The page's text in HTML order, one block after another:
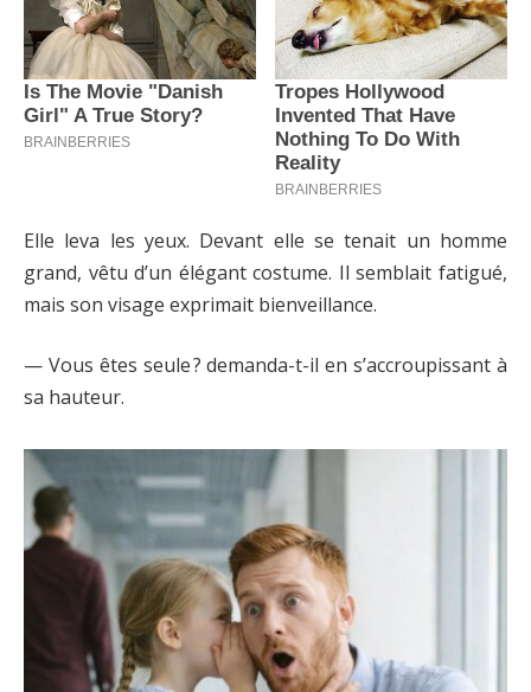
Elle leva les yeux. Devant elle se tenait un homme
grand, vêtu d’un élégant costume. Il semblait fatigué,
mais son visage exprimait bienveillance.
— Vous êtes seule ? demanda-t-il en s’accroupissant à
sa hauteur.